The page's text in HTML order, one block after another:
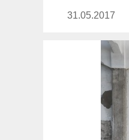
Publicado
31.05.2017